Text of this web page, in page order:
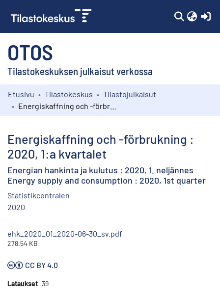
OTOS
Tilastokeskuksen julkaisut verkossa
Kokoelmat
Etusivu Tilastokeskus
Tilastojulkaisut
Energiskaffning och -förbrukning :
2020, 1:a kvartalet
Energian hankinta ja kulutus : 2020, 1. neljännes
Energy supply and consumption : 2020, 1st quarter
Statistikcentralen
2020
ehk_2020_01_2020-06-30_sv.pdf
278.54 KB
CC BY 4.0
Lataukset 39